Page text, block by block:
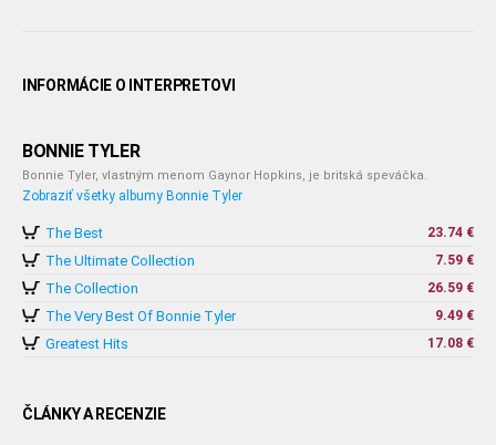
INFORMÁCIE O INTERPRETOVI
BONNIE TYLER
Bonnie Tyler, vlastným menom Gaynor Hopkins, je britská speváčka.
Zobraziť všetky albumy Bonnie Tyler
The Best 23.74 €
The Ultimate Collection 7.59 €
The Collection 26.59 €
The Very Best Of Bonnie Tyler 9.49 €
Greatest Hits 17.08 €
ČLÁNKY A RECENZIE